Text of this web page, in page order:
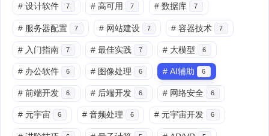
# 设计软件 7 # 高可用 7 # 数据库 7
# 服务器配置 7 # 网站建设 7 # 容器技术 7
# 入门指南 7 # 最佳实践 7 # 大模型 6
# 办公软件 6 # 图像处理 6 # AI辅助 6
# 前端开发 6 # 后端开发 6 # 网络安全 6
# 元宇宙 6 # 音频处理 6 # 元宇宙开发 6